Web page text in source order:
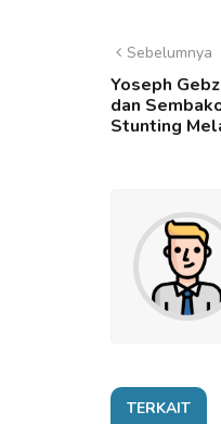
Sebelumnya
Yoseph
dan
Stunting
TERKAIT